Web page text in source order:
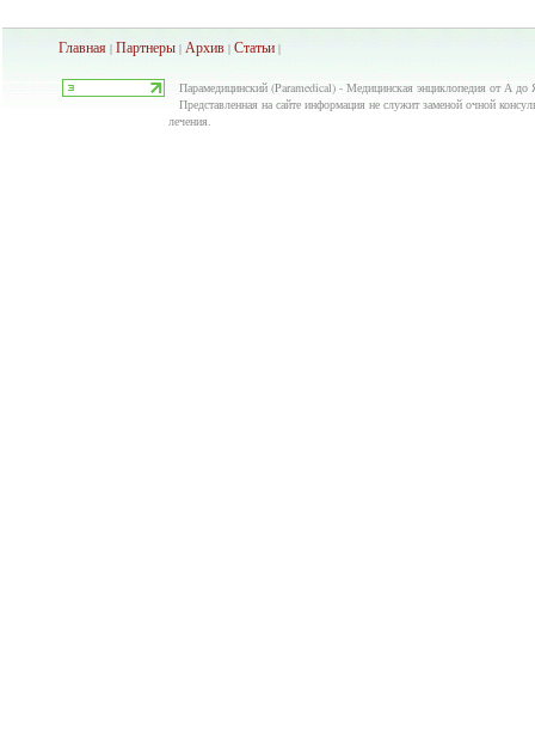
Главная | Партнеры | Архив | Статьи |
Парамедицинский (Paramedical) - Медицинская энциклопедия от А до
Представленная на сайте информация не служит заменой очной
лечения.